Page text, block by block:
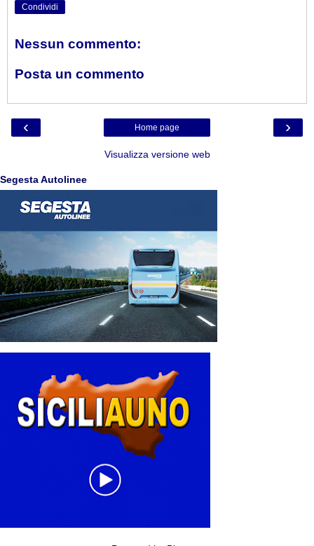
Condividi
Nessun commento:
Posta un commento
‹ ›
Home page
Visualizza versione web
Segesta Autolinee